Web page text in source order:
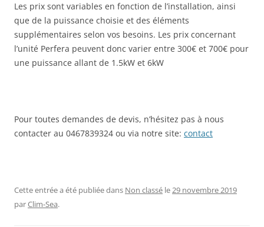
Les prix sont variables en fonction de l’installation, ainsi
que de la puissance choisie et des éléments
supplémentaires selon vos besoins. Les prix concernant
l’unité Perfera peuvent donc varier entre 300€ et 700€ pour
une puissance allant de 1.5kW et 6kW
Pour toutes demandes de devis, n’hésitez pas à nous
contacter au 0467839324 ou via notre site: contact
Cette entrée a été publiée dans Non classé le29 novembre 2019
parClim-Sea.